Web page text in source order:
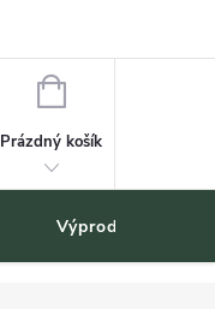
NÁKUPNÍ
Prázdný košík
Výprodej